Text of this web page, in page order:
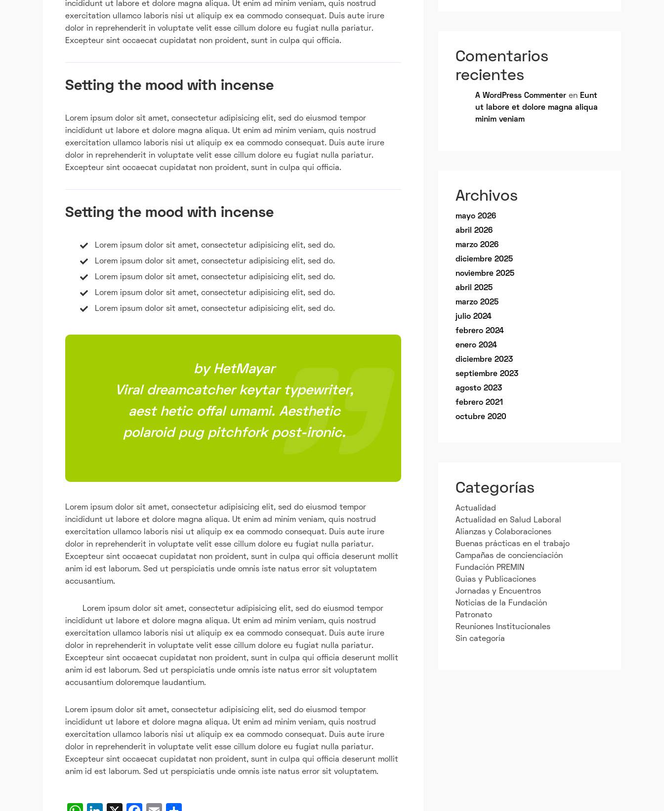
incididunt ut labore et dolore magna aliqua. Ut enim ad minim veniam, quis nostrud
exercitation ullamco laboris nisi ut aliquip ex ea commodo consequat. Duis aute irure
dolor in reprehenderit in voluptate velit esse cillum dolore eu fugiat nulla pariatur.
Excepteur sint occaecat cupidatat non proident, sunt in culpa qui officia.
Setting the mood with incense
Lorem ipsum dolor sit amet, consectetur adipisicing elit, sed do eiusmod tempor
incididunt ut labore et dolore magna aliqua. Ut enim ad minim veniam, quis nostrud
exercitation ullamco laboris nisi ut aliquip ex ea commodo consequat. Duis aute irure
dolor in reprehenderit in voluptate velit esse cillum dolore eu fugiat nulla pariatur.
Excepteur sint occaecat cupidatat non proident, sunt in culpa qui officia.
Setting the mood with incense
Lorem ipsum dolor sit amet, consectetur adipisicing elit, sed do.
Lorem ipsum dolor sit amet, consectetur adipisicing elit, sed do.
Lorem ipsum dolor sit amet, consectetur adipisicing elit, sed do.
Lorem ipsum dolor sit amet, consectetur adipisicing elit, sed do.
Lorem ipsum dolor sit amet, consectetur adipisicing elit, sed do.
by HetMayar
Viral dreamcatcher keytar typewriter,
aest hetic offal umami. Aesthetic
polaroid pug pitchfork post-ironic.
Lorem ipsum dolor sit amet, consectetur adipisicing elit, sed do eiusmod tempor
incididunt ut labore et dolore magna aliqua. Ut enim ad minim veniam, quis nostrud
exercitation ullamco laboris nisi ut aliquip ex ea commodo consequat. Duis aute irure
dolor in reprehenderit in voluptate velit esse cillum dolore eu fugiat nulla pariatur.
Excepteur sint occaecat cupidatat non proident, sunt in culpa qui officia deserunt mollit
anim id est laborum. Sed ut perspiciatis unde omnis iste natus error sit voluptatem
accusantium.
Lorem ipsum dolor sit amet, consectetur adipisicing elit, sed do eiusmod tempor
incididunt ut labore et dolore magna aliqua. Ut enim ad minim veniam, quis nostrud
exercitation ullamco laboris nisi ut aliquip ex ea commodo consequat. Duis aute irure
dolor in reprehenderit in voluptate velit esse cillum dolore eu fugiat nulla pariatur.
Excepteur sint occaecat cupidatat non proident, sunt in culpa qui officia deserunt mollit
anim id est laborum. Sed ut perspiciatis unde omnis iste natus error sit voluptatem
accusantium doloremque laudantium.
Lorem ipsum dolor sit amet, consectetur adipisicing elit, sed do eiusmod tempor
incididunt ut labore et dolore magna aliqua. Ut enim ad minim veniam, quis nostrud
exercitation ullamco laboris nisi ut aliquip ex ea commodo consequat. Duis aute irure
dolor in reprehenderit in voluptate velit esse cillum dolore eu fugiat nulla pariatur.
Excepteur sint occaecat cupidatat non proident, sunt in culpa qui officia deserunt mollit
anim id est laborum. Sed ut perspiciatis unde omnis iste natus error sit voluptatem.
Comentarios
recientes
A WordPress Commenter en Eunt
ut labore et dolore magna aliqua
minim veniam
Archivos
mayo 2026
abril 2026
marzo 2026
diciembre 2025
noviembre 2025
abril 2025
marzo 2025
julio 2024
febrero 2024
enero 2024
diciembre 2023
septiembre 2023
agosto 2023
febrero 2021
octubre 2020
Categorías
Actualidad
Actualidad en Salud Laboral
Alianzas y Colaboraciones
Buenas prácticas en el trabajo
Campañas de concienciación
Fundación PREMIN
Guias y Publicaciones
Jornadas y Encuentros
Noticias de la Fundación
Patronato
Reuniones Institucionales
Sin categoría